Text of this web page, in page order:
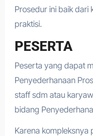
Prosedur ini baik dari
praktisi.
PESERTA
Peserta yang dapat
Penyederhanaan
staff sdm atau
bidang
Karena kompleksnya